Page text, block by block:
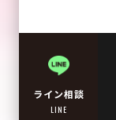
ライン相談
LINE